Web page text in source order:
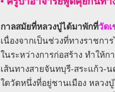
กาลสมัยที่หลวงปู่ได้มาพักที่วัด
เนื่องจากเป็นช่วงที่ทางราชก
ในระหว่างการก่อสร้าง ทำให้ก
เส้นทางสายจันทบุรี-สระแก้ว-
ใดวัดหนึ่งที่อยู่ชานเมือง หลวง